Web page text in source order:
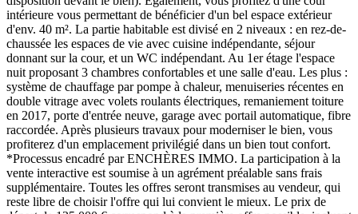
intérieure vous permettant de bénéficier d'un bel espace extérieur
d'env. 40 m². La partie habitable est divisé en 2 niveaux : en rez-de-
chaussée les espaces de vie avec cuisine indépendante, séjour
donnant sur la cour, et un WC indépendant. Au 1er étage l'espace
nuit proposant 3 chambres confortables et une salle d'eau. Les plus :
système de chauffage par pompe à chaleur, menuiseries récentes en
double vitrage avec volets roulants électriques, remaniement toiture
en 2017, porte d'entrée neuve, garage avec portail automatique, fibre
raccordée. Après plusieurs travaux pour moderniser le bien, vous
profiterez d'un emplacement privilégié dans un bien tout confort.
*Processus encadré par ENCHÈRES IMMO. La participation à la
vente interactive est soumise à un agrément préalable sans frais
supplémentaire. Toutes les offres seront transmises au vendeur, qui
reste libre de choisir l'offre qui lui convient le mieux. Le prix de